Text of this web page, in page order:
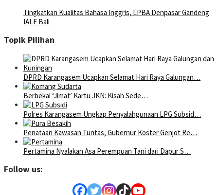
Tingkatkan Kualitas Bahasa Inggris, LPBA Denpasar Gandeng
IALF Bali
Topik Pilihan
DPRD Karangasem Ucapkan Selamat Hari Raya Galungan…
Berbekal ‘Jimat’ Kartu JKN: Kisah Sede…
Polres Karangasem Ungkap Penyalahgunaan LPG Subsid…
Penataan Kawasan Tuntas, Gubernur Koster Genjot Re…
Pertamina Nyalakan Asa Perempuan Tani dari Dapur S…
Follow us: